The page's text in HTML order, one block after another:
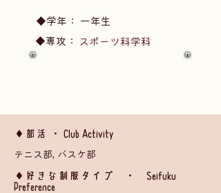
​◆学年：
一年生
スポーツ科学科
​◆専攻：
◆部活 ・ Club Activity
テニス部, バスケ部
​◆好きな制服タイプ ・ Seifuku
Preference